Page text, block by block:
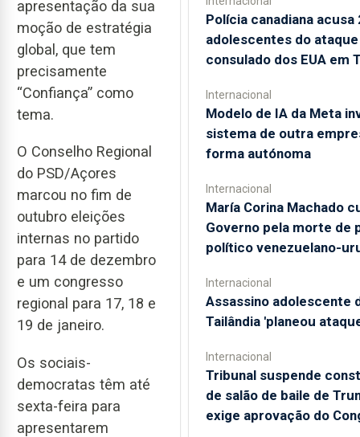
apresentação da sua
moção de estratégia
global, que tem
precisamente
“Confiança” como
tema.
O Conselho Regional
do PSD/Açores
marcou no fim de
outubro eleições
internas no partido
para 14 de dezembro
e um congresso
regional para 17, 18 e
19 de janeiro.
Os sociais-
democratas têm até
sexta-feira para
apresentarem
Polícia canadiana acusa
adolescentes do ataque
consulado dos EUA em
Internacional
Modelo de IA da Meta
sistema de outra
forma autónoma
Internacional
María Corina Machado
Governo pela morte de
político venezuelano-
Internacional
Assassino adolescente
Tailândia 'planeou
Internacional
Tribunal suspende
de salão de baile de
exige aprovação do